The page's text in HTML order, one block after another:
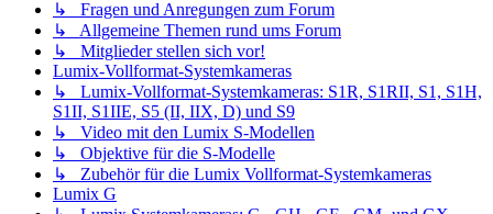
↳ Fragen und Anregungen zum Forum
↳ Allgemeine Themen rund ums Forum
↳ Mitglieder stellen sich vor!
Lumix-Vollformat-Systemkameras
↳ Lumix-Vollformat-Systemkameras: S1R, S1RII, S1, S1H,
S1II, S1IIE, S5 (II, IIX, D) und S9
↳ Video mit den Lumix S-Modellen
↳ Objektive für die S-Modelle
↳ Zubehör für die Lumix Vollformat-Systemkameras
Lumix G